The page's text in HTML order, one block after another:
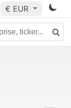
€ EUR